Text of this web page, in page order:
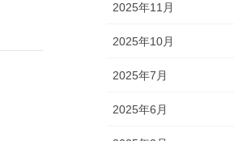
2025年11月
2025年10月
2025年7月
2025年6月